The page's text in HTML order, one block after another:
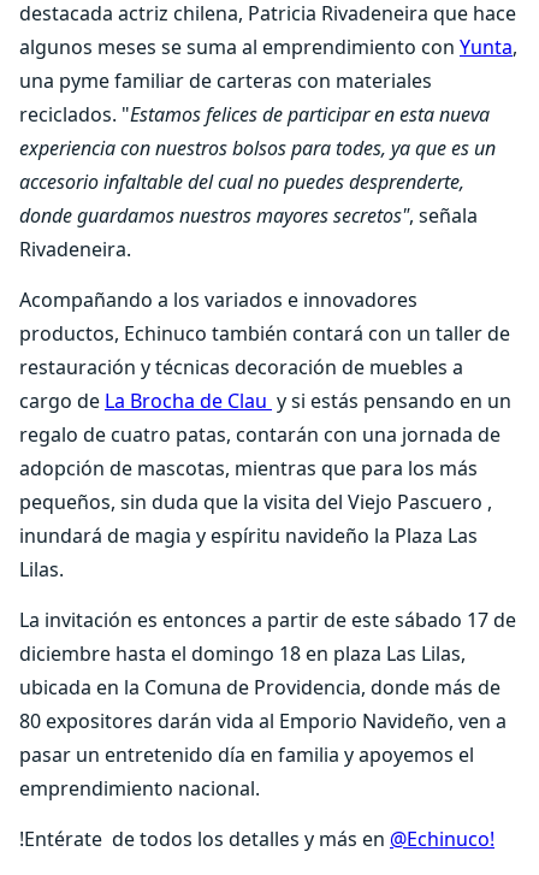
destacada actriz chilena, Patricia Rivadeneira que hace
algunos meses se suma al emprendimiento con Yunta,
una pyme familiar de carteras con materiales
reciclados. "Estamos felices de participar en esta nueva
experiencia con nuestros bolsos para todes, ya que es un
accesorio infaltable del cual no puedes desprenderte,
donde guardamos nuestros mayores secretos", señala
Rivadeneira.
Acompañando a los variados e innovadores
productos, Echinuco también contará con un taller de
restauración y técnicas decoración de muebles a
cargo de La Brocha de Clau y si estás pensando en un
regalo de cuatro patas, contarán con una jornada de
adopción de mascotas, mientras que para los más
pequeños, sin duda que la visita del Viejo Pascuero ,
inundará de magia y espíritu navideño la Plaza Las
Lilas.
La invitación es entonces a partir de este sábado 17 de
diciembre hasta el domingo 18 en plaza Las Lilas,
ubicada en la Comuna de Providencia, donde más de
80 expositores darán vida al Emporio Navideño, ven a
pasar un entretenido día en familia y apoyemos el
emprendimiento nacional.
!Entérate de todos los detalles y más en @Echinuco!